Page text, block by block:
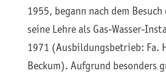
1955, begann nach dem
seine Lehre als Gas-Wasser-
1971 (Ausbildungsbetrieb: Fa.
Beckum). Aufgrund besonders